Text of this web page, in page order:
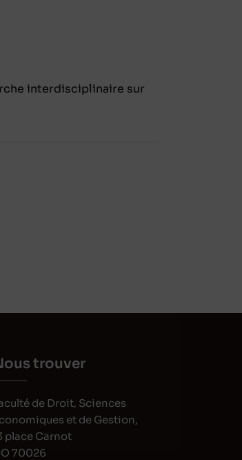
interdisciplinaire sur
trouver
de Droit, Sciences
et de Gestion,
place Carnot
70026